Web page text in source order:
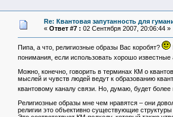
Re: Квантовая запутанность для
« Ответ #7 : 02 Сентября 2007, 20:06:44 »
Пипа, а что, религиозные образы Вас коробят?
понимания, если использовать хорошо
Можно, конечно, говорить в терминах КМ о
мыслей и чувств людей ведут к образованию
квантовому каналу связи. Но, думаю, будет более
Религиозные образы мне чем нравятся – они
религии это объективно существующие